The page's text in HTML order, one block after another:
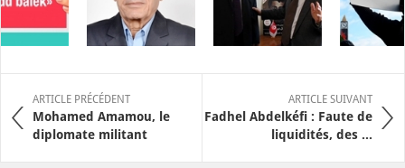
ARTICLE PRÉCÉDENT
Mohamed Amamou, le
diplomate militant
ARTICLE SUIVANT
Fadhel Abdelkéfi : Faute de
liquidités, des ...